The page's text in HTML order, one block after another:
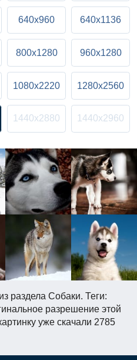
раздела Собаки. Теги:
разрешение этой
уже скачали 2785
640x960 640x1136
800x1280 960x1280
1080x2220 1280x2560
1440x2880 1440x2960